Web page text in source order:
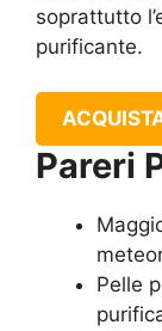
soprattutto
purificante.
Pareri
Pelle